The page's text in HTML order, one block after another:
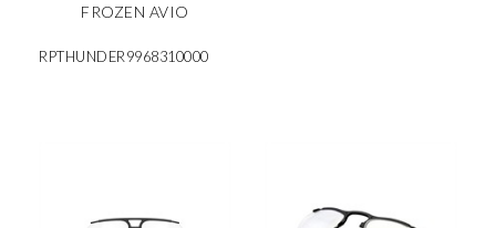
FROZEN AVIO
RPTHUNDER9968310000